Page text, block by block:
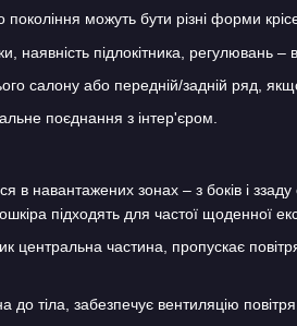
покоління можуть бути різні форми
наявність підлокітника, регулювань –
салону або передній/задній ряд,
поєднання з інтер'єром.
в навантажених зонах – з боків і
підходять для частої щоденної
частина, пропускає
тіла, забезпечує вентиляцію повітря.